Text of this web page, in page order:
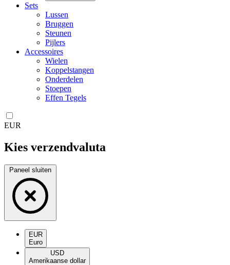
Sets
Lussen
Bruggen
Steunen
Pijlers
Accessoires
Wielen
Koppelstangen
Onderdelen
Stoepen
Effen Tegels
EUR
Kies verzendvaluta
Paneel sluiten
EUR
Euro
USD
Amerikaanse dollar